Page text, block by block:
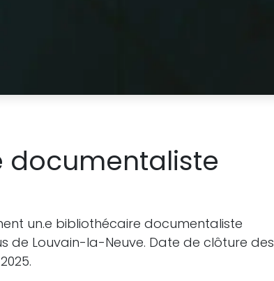
documentaliste
un.e bibliothécaire documentaliste
de Louvain-la-Neuve. Date de clôture des